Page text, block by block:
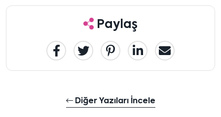
Paylaş
Diğer Yazıları İncele